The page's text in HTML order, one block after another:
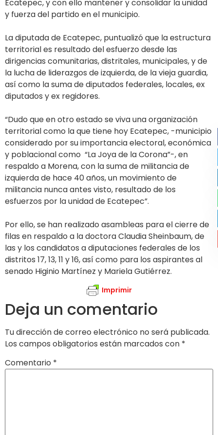
Ecatepec, y con ello mantener y consolidar la unidad
y fuerza del partido en el municipio.
La diputada de Ecatepec, puntualizó que la estructura
territorial es resultado del esfuerzo desde las
dirigencias comunitarias, distritales, municipales, y de
la lucha de liderazgos de izquierda, de la vieja guardia,
así como la suma de diputados federales, locales, ex
diputados y ex regidores.
“Dudo que en otro estado se viva una organización
territorial como la que tiene hoy Ecatepec, -municipio
considerado por su importancia electoral, económica
y poblacional como “La Joya de la Corona”-, en
respaldo a Morena, con la suma de militancia de
izquierda de hace 40 años, un movimiento de
militancia nunca antes visto, resultado de los
esfuerzos por la unidad de Ecatepec”.
Por ello, se han realizado asambleas para el cierre de
filas en respaldo a la doctora Claudia Sheinbaum, de
las y los candidatos a diputaciones federales de los
distritos 17, 13, 11 y 16, así como para los aspirantes al
senado Higinio Martínez y Mariela Gutiérrez.
Imprimir
Deja un comentario
Tu dirección de correo electrónico no será publicada.
Los campos obligatorios están marcados con *
Comentario *